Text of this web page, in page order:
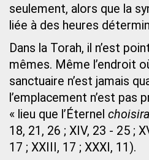
seulement, alors que la
liée à des heures
Dans la Torah, il n’est
mêmes. Même l’endroit
sanctuaire n’est jamais
l’emplacement n’est
« lieu que l’Éternel choisira
18, 21, 26 ; XIV, 23 - 25 ;
17 ; XXIII, 17 ; XXXI, 11).